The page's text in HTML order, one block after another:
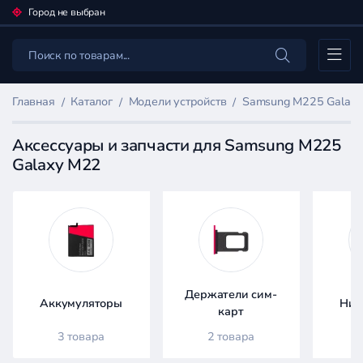
Город не выбран
Каталог
Главная Каталог Модели устройств Samsung M225
Аксессуары и запчасти для Samsung M225
Galaxy M22
Фильтр
товаров
Аккумуляторы
3 товара
Держатели сим-
карт
2 товара